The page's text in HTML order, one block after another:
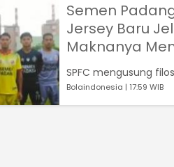
Semen
Jersey Baru
Maknanya
SPFC mengusung
Bolaindonesia | 17:59 WIB